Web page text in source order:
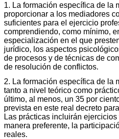
1. La formación específica de la
proporcionar a los mediadores
suficientes para el ejercicio
comprendiendo, como mínimo,
especialización en el que
jurídico, los aspectos
de procesos y de técnicas de
de resolución de conflictos.
2. La formación específica de la
tanto a nivel teórico como
último, al menos, un 35 por
prevista en este real decreto
Las prácticas incluirán
manera preferente, la
reales.